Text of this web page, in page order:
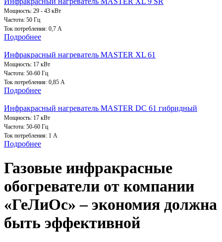
Мощность: 29 - 43 кВт
Частота: 50 Гц
Ток потребления: 0,7 A
Подробнее
Инфракрасный нагреватель MASTER XL 61
Мощность: 17 кВт
Частота: 50-60 Гц
Ток потребления: 0,85 A
Подробнее
Инфракрасный нагреватель MASTER DC 61 гибридный
Мощность: 17 кВт
Частота: 50-60 Гц
Ток потребления: 1 A
Подробнее
Газовые инфракрасные
обогреватели от компании
«ГеЛиОc» – экономия должна
быть эффективной